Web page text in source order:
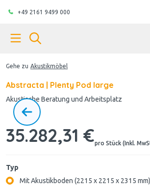
+49 2161 9499 000
Gehe zu Akustikmöbel
Abstracta | Plenty Pod large
Akustische Beratung und Arbeitsplatz
35.282,31 €pro Stück (Inkl.
Typ
Mit Akustikboden (2215 x 2215 x 2315 mm)